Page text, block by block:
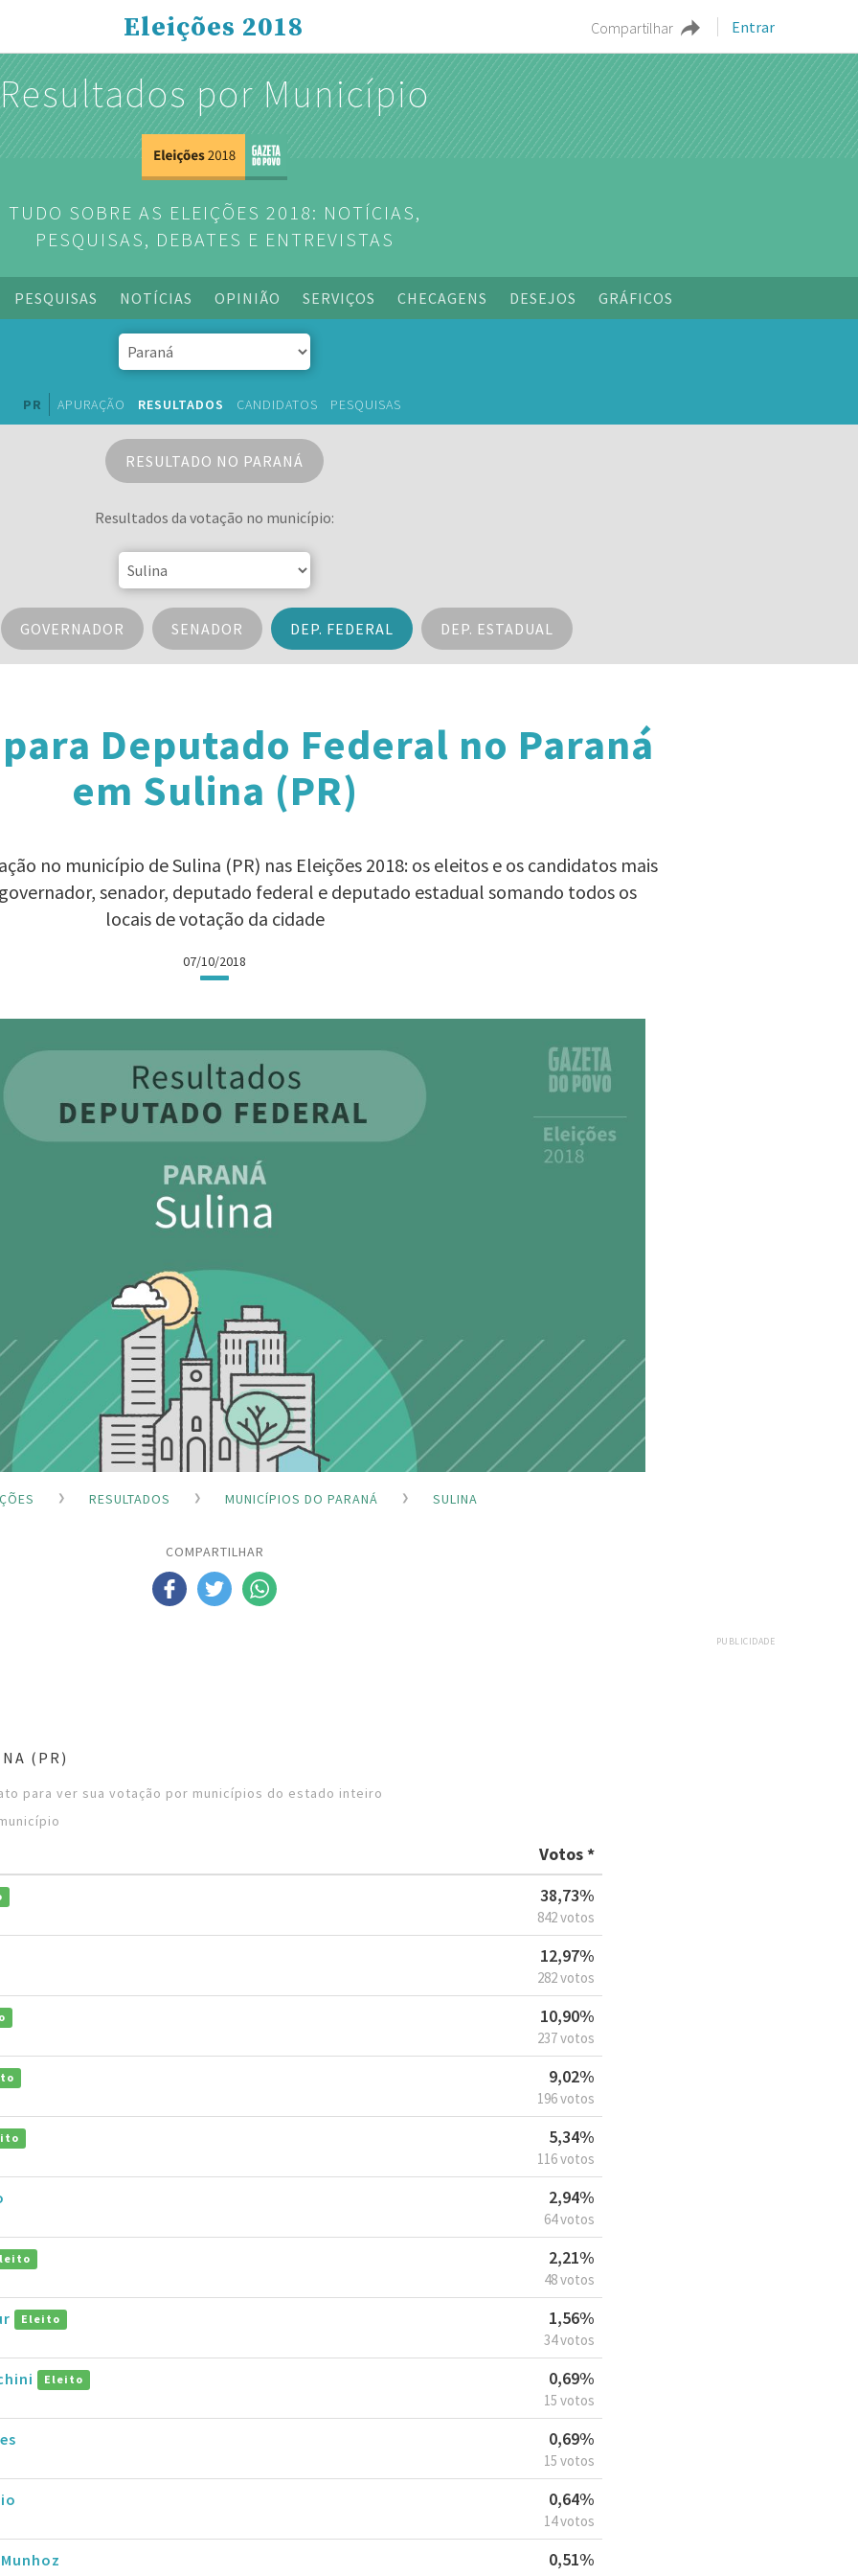
Compartilhar Entrar
Eleições 2018
Resultados por Município
TUDO SOBRE AS ELEIÇÕES 2018: NOTÍCIAS,
PESQUISAS, DEBATES E ENTREVISTAS
PESQUISAS NOTÍCIAS OPINIÃO SERVIÇOS CHECAGENS DESEJOS GRÁFICOS
PR APURAÇÃO RESULTADOS CANDIDATOS PESQUISAS
RESULTADO NO PARANÁ
Resultados da votação no município:
GOVERNADOR SENADOR DEP. FEDERAL DEP. ESTADUAL
Deputado Federal no Paraná
em Sulina (PR)
no município de Sulina (PR) nas Eleições 2018: os eleitos e os candidatos mais
senador, deputado federal e deputado estadual somando todos os
locais de votação da cidade
07/10/2018
RESULTADOS MUNICÍPIOS DO PARANÁ SULINA
COMPARTILHAR
PUBLICIDADE
(PR)
para ver sua votação por municípios do estado inteiro
Votos *
38,73%
842 votos
12,97%
282 votos
10,90%
237 votos
9,02%
196 votos
5,34%
116 votos
2,94%
64 votos
2,21%
48 votos
Eleito 1,56%
34 votos
Eleito 0,69%
15 votos
0,69%
15 votos
0,64%
14 votos
0,51%